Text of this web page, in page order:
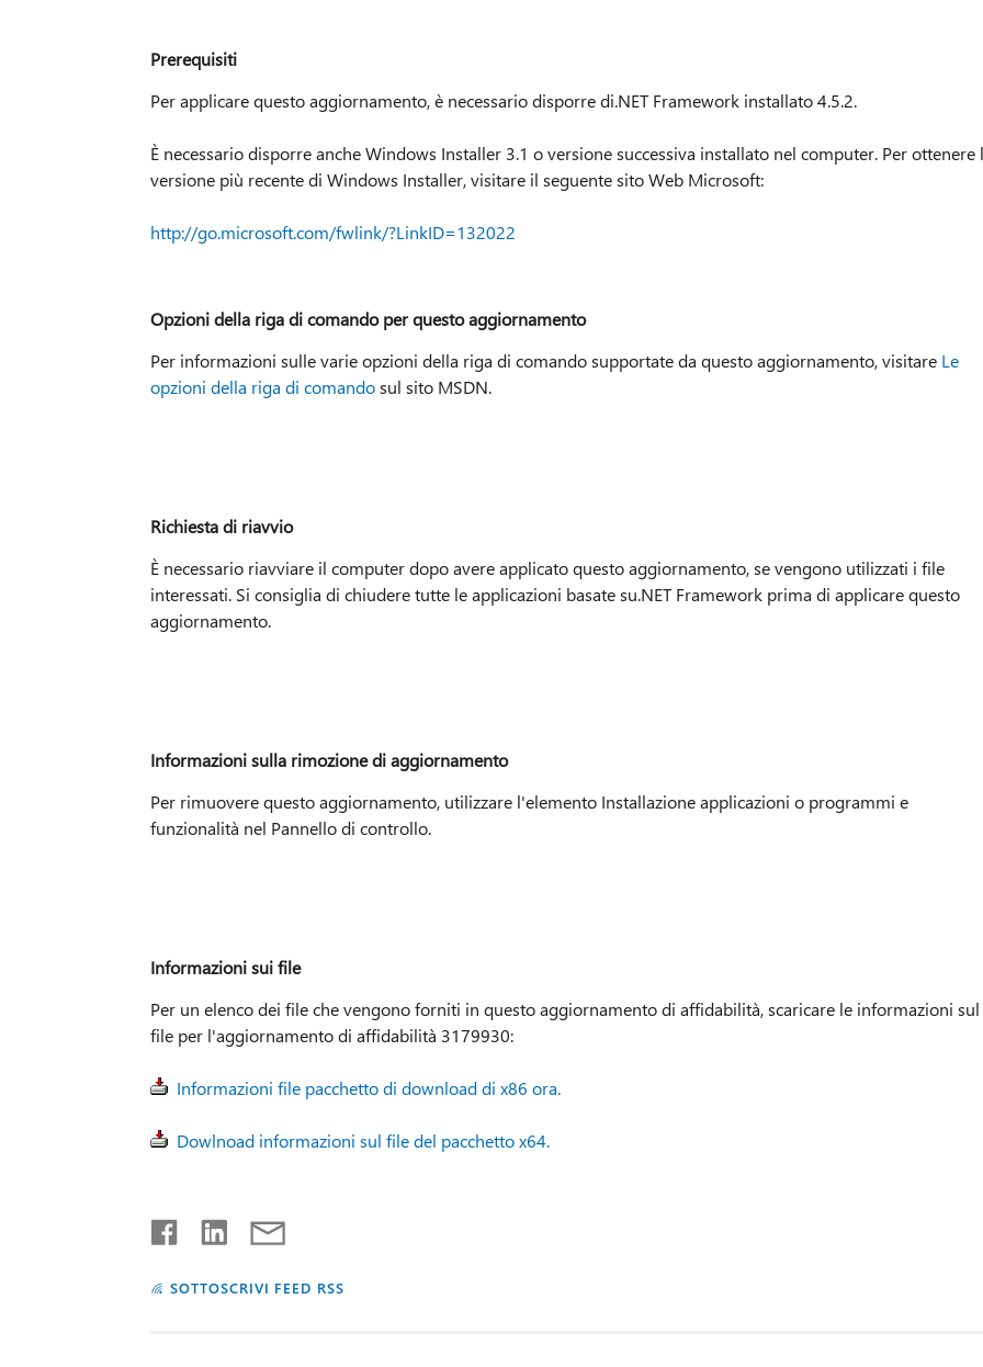
Prerequisiti
Per applicare questo aggiornamento, è necessario disporre di.NET Framework installato 4.5.2.
È necessario disporre anche Windows Installer 3.1 o versione successiva installato nel computer. Per ottenere
versione più recente di Windows Installer, visitare il seguente sito Web Microsoft:
http://go.microsoft.com/fwlink/?LinkID=132022
Opzioni della riga di comando per questo aggiornamento
Per informazioni sulle varie opzioni della riga di comando supportate da questo aggiornamento, visitare Le
opzioni della riga di comandosul sito MSDN.
Richiesta di riavvio
È necessario riavviare il computer dopo avere applicato questo aggiornamento, se vengono utilizzati i file
interessati. Si consiglia di chiudere tutte le applicazioni basate su.NET Framework prima di applicare questo
aggiornamento.
Informazioni sulla rimozione di aggiornamento
Per rimuovere questo aggiornamento, utilizzare l'elemento Installazione applicazioni o programmi e
funzionalità nel Pannello di controllo.
Informazioni sui file
Per un elenco dei file che vengono forniti in questo aggiornamento di affidabilità, scaricare le informazioni sul
file per l'aggiornamento di affidabilità 3179930:
Informazioni file pacchetto di download di x86 ora.
Dowlnoad informazioni sul file del pacchetto x64.
SOTTOSCRIVI FEED RSS